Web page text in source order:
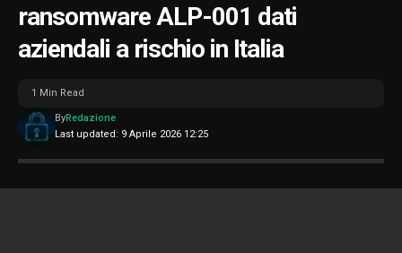
ransomware ALP-001 dati
aziendali a rischio in Italia
Last updated: 9 Aprile 2026 12:25
ByRedazione
1 Min Read